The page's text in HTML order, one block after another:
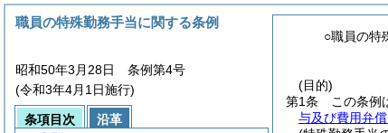
○職員の特
(目的)
第1条
この条例
与及び費用弁
職員の特殊勤務手当に関する条例
昭和50年3月28日 条例第4号
(令和3年4月1日施行)
条項目次
沿革